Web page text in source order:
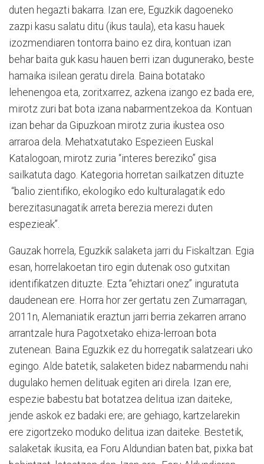
duten hegazti bakarra. Izan ere, Eguzkik dagoeneko
zazpi kasu salatu ditu (ikus taula), eta kasu hauek
izozmendiaren tontorra baino ez dira, kontuan izan
behar baita guk kasu hauen berri izan dugunerako, beste
hamaika isilean geratu direla. Baina botatako
lehenengoa eta, zoritxarrez, azkena izango ez bada ere,
mirotz zuri bat bota izana nabarmentzekoa da. Kontuan
izan behar da Gipuzkoan mirotz zuria ikustea oso
arraroa dela. Mehatxatutako Espezieen Euskal
Katalogoan, mirotz zuria “interes bereziko” gisa
sailkatuta dago. Kategoria horretan sailkatzen dituzte
“balio zientifiko, ekologiko edo kulturalagatik edo
berezitasunagatik arreta berezia merezi duten
espezieak”.
Gauzak horrela, Eguzkik salaketa jarri du Fiskaltzan. Egia
esan, horrelakoetan tiro egin dutenak oso gutxitan
identifikatzen dituzte. Ezta “ehiztari onez” inguratuta
daudenean ere. Horra hor zer gertatu zen Zumarragan,
2011n, Alemaniatik eraztun jarri berria zekarren arrano
arrantzale hura Pagotxetako ehiza-lerroan bota
zutenean. Baina Eguzkik ez du horregatik salatzeari uko
egingo. Alde batetik, salaketen bidez nabarmendu nahi
dugulako hemen delituak egiten ari direla. Izan ere,
espezie babestu bat botatzea delitua izan daiteke,
jende askok ez badaki ere; are gehiago, kartzelarekin
ere zigortzeko moduko delitua izan daiteke. Bestetik,
salaketak ikusita, ea Foru Aldundian baten bat, pixka bat